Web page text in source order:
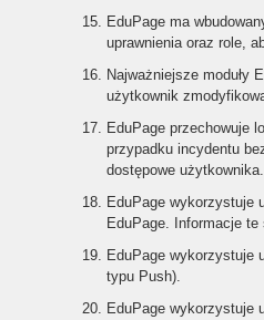
EduPage ma
uprawnienia oraz role,
Najważniejsze moduły
użytkownik
EduPage przechowuje
przypadku incydentu
dostępowe
EduPage wykorzystuje
EduPage. Informacje
EduPage wykorzystuje
typu Push).
EduPage wykorzystuje